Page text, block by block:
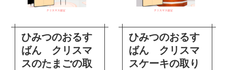
ひみつのおるす
ばん クリスマ
スのたまごの取
ひみつのおるす
ばん クリスマ
スケーキの取り